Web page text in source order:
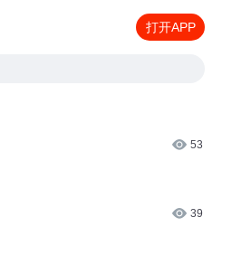
打开APP
53
39